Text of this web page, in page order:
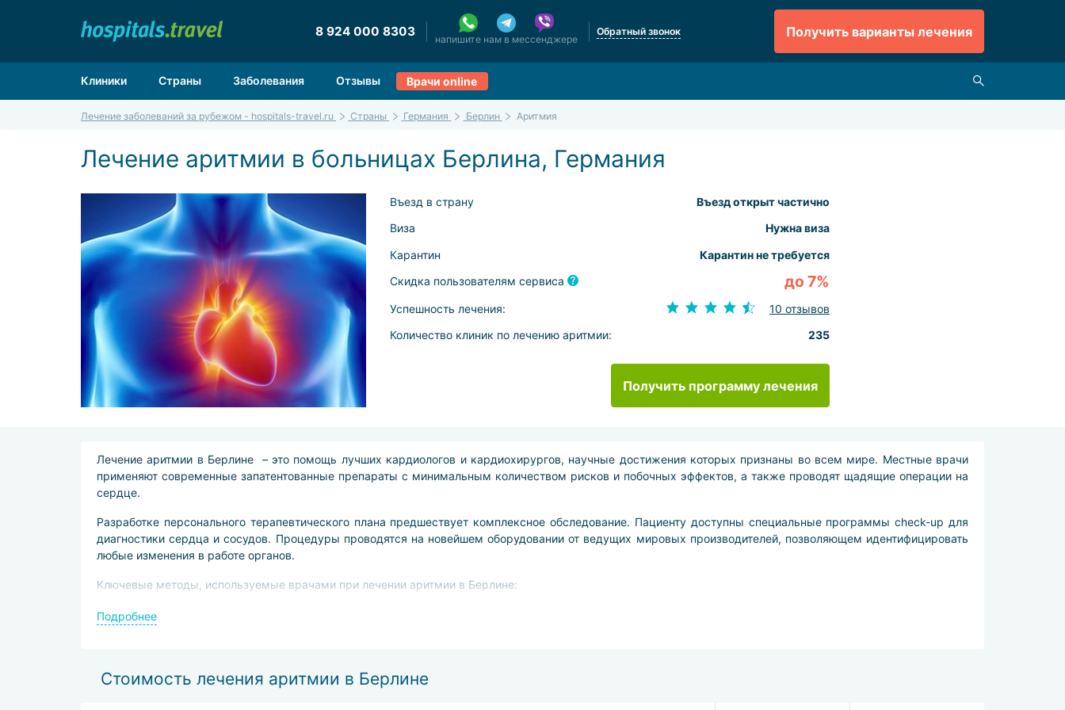
8 924 000 8303
напишите нам в мессенджере
Обратный звонок Получить варианты лечения
Клиники Страны Заболевания Отзывы Врачи online
Лечение заболеваний за рубежом - hospitals-travel.ru Страны Германия Берлин Аритмия
Лечение аритмии в больницах Берлина, Германия
Въезд в страну
Въезд открыт частично
Виза
Нужна виза
Карантин
Карантин не требуется
Скидка пользователям сервиса
до 7%
Успешность лечения:
10 отзывов
Количество клиник по лечению аритмии:
235
Получить программу лечения
Лечение аритмии в Берлине – это помощь лучших кардиологов и кардиохирургов, научные достижения которых признаны во всем мире. Местные врачи
применяют современные запатентованные препараты с минимальным количеством рисков и побочных эффектов, а также проводят щадящие операции на
сердце.
Разработке персонального терапевтического плана предшествует комплексное обследование. Пациенту доступны специальные программы check-up для
диагностики сердца и сосудов. Процедуры проводятся на новейшем оборудовании от ведущих мировых производителей, позволяющем идентифицировать
любые изменения в работе органов.
Ключевые методы, используемые врачами при лечении аритмии в Берлине:
лекарственная терапия противоаритмическими препаратами последнего поколения,
оперативная абляция на открытом сердце с применением роботов Da Vinci,
Подробнее
Стоимость лечения аритмии в Берлине